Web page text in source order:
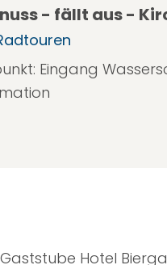
- fällt aus -
Eingang
Hotel